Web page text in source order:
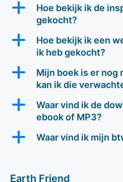
a
Hoe bekijk ik de
gekocht?
a
Hoe bekijk ik een
ik heb gekocht?
a
Mijn boek is er nog
kan ik die
a
Waar vind ik de
ebook of MP3?
a Waar vind ik mijn
Earth Friend